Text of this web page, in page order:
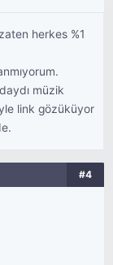
herkes %1
müzik
link gözüküyor
#4